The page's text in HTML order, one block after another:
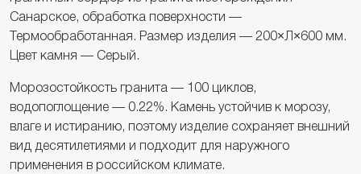
Санарское, обработка поверхности —
Термообработанная. Размер изделия — 200×Л×600 мм.
Цвет камня — Серый.
Морозостойкость гранита — 100 циклов,
водопоглощение — 0.22%. Камень устойчив к морозу,
влаге и истиранию, поэтому изделие сохраняет внешний
вид десятилетиями и подходит для наружного
применения в российском климате.